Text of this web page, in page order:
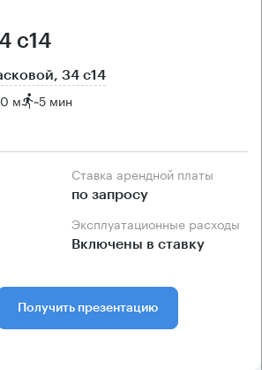
с14
34 с14
м ~5 мин
Ставка арендной платы
по запросу
Эксплуатационные расходы
Включены в ставку
Получить презентацию